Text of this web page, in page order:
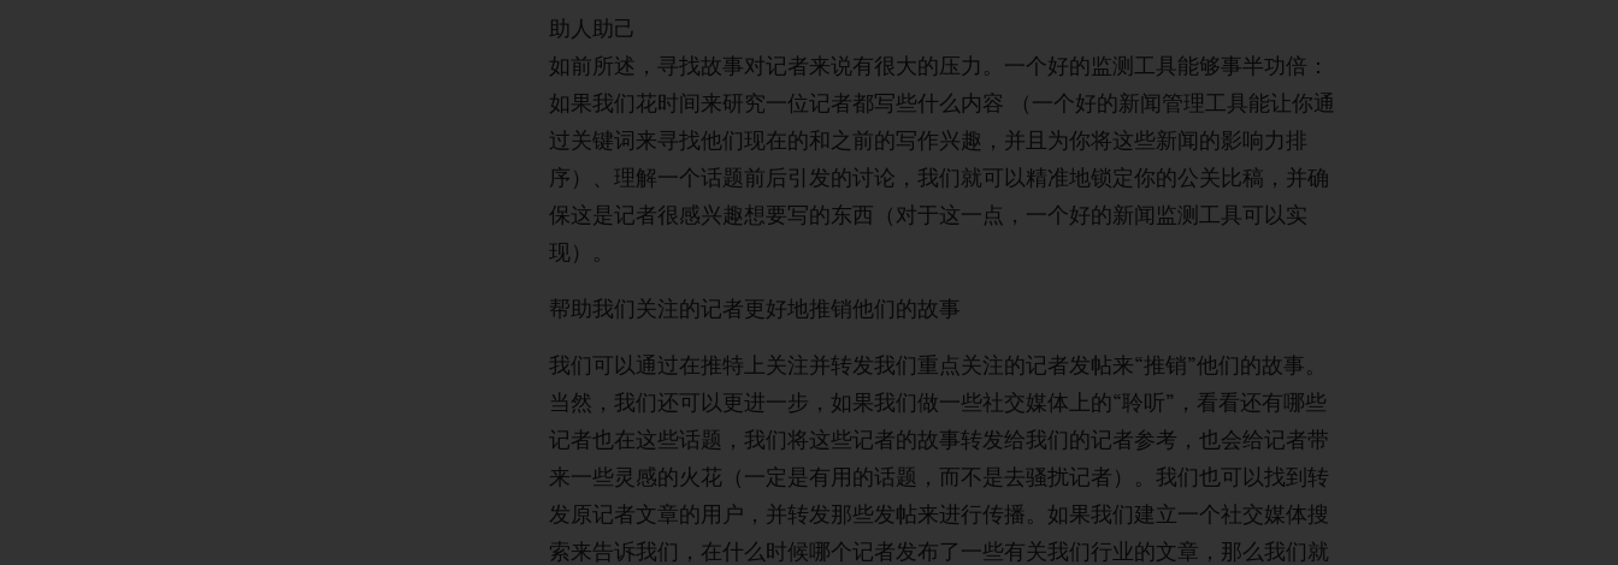
助人助己
如前所述，寻找故事对记者来说有很大的压力。一个好的监测工具能够事半功倍：
如果我们花时间来研究一位记者都写些什么内容 （一个好的新闻管理工具能让你通
过关键词来寻找他们现在的和之前的写作兴趣，并且为你将这些新闻的影响力排
序）、理解一个话题前后引发的讨论，我们就可以精准地锁定你的公关比稿，并确
保这是记者很感兴趣想要写的东西（对于这一点，一个好的新闻监测工具可以实
现）。
帮助我们关注的记者更好地推销他们的故事
我们可以通过在推特上关注并转发我们重点关注的记者发帖来“推销”他们的故事。
当然，我们还可以更进一步，如果我们做一些社交媒体上的“聆听”，看看还有哪些
记者也在这些话题，我们将这些记者的故事转发给我们的记者参考，也会给记者带
来一些灵感的火花（一定是有用的话题，而不是去骚扰记者）。我们也可以找到转
发原记者文章的用户，并转发那些发帖来进行传播。如果我们建立一个社交媒体搜
索来告诉我们，在什么时候哪个记者发布了一些有关我们行业的文章，那么我们就